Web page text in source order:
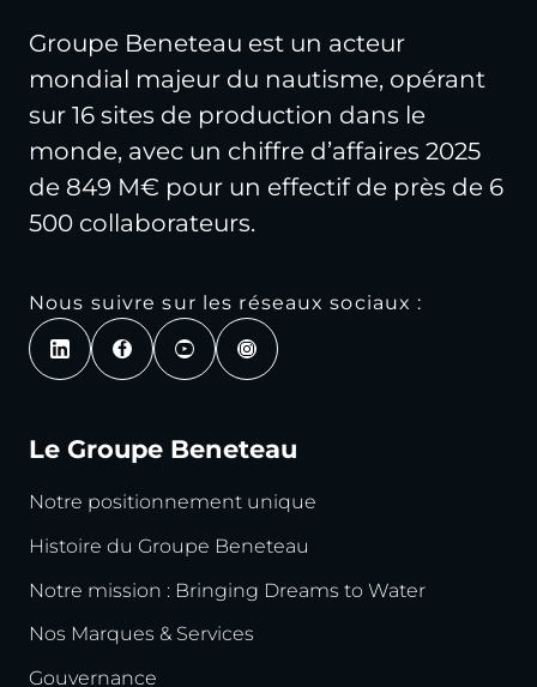
Groupe Beneteau est un acteur
mondial majeur du nautisme, opérant
sur 16 sites de production dans le
monde, avec un chiffre d’affaires 2025
de 849 M€ pour un effectif de près de 6
500 collaborateurs.
Nous suivre sur les réseaux sociaux :
Le Groupe Beneteau
Notre positionnement unique
Histoire du Groupe Beneteau
Notre mission : Bringing Dreams to Water
Nos Marques & Services
Gouvernance